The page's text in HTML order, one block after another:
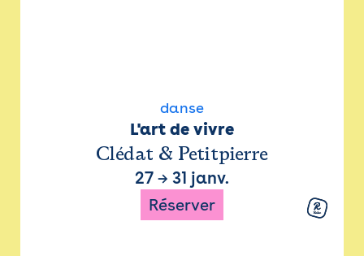
danse
L'art de vivre
Clédat & Petitpierre
27 → 31 janv.
Réserver